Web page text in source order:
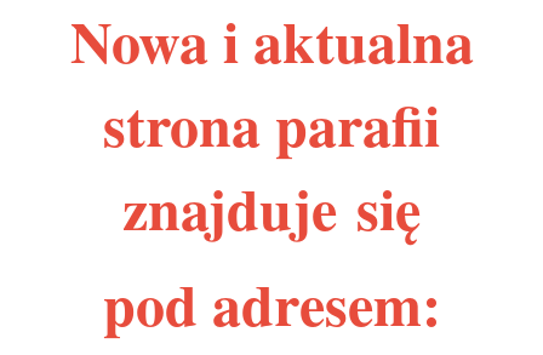
Nowa i aktualna
strona parafii
znajduje się
pod adresem: